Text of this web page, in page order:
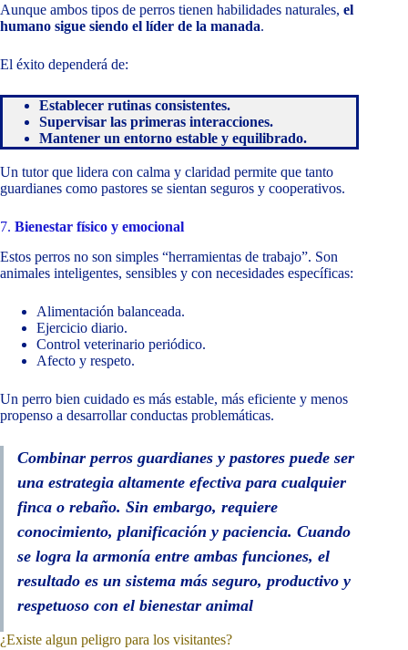
Aunque ambos tipos de perros tienen habilidades naturales, el
humano sigue siendo el líder de la manada.
El éxito dependerá de:
Establecer rutinas consistentes.
Supervisar las primeras interacciones.
Mantener un entorno estable y equilibrado.
Un tutor que lidera con calma y claridad permite que tanto
guardianes como pastores se sientan seguros y cooperativos.
7. Bienestar físico y emocional
Estos perros no son simples “herramientas de trabajo”. Son
animales inteligentes, sensibles y con necesidades específicas:
Alimentación balanceada.
Ejercicio diario.
Control veterinario periódico.
Afecto y respeto.
Un perro bien cuidado es más estable, más eficiente y menos
propenso a desarrollar conductas problemáticas.
Combinar perros guardianes y pastores puede ser
una estrategia altamente efectiva para cualquier
finca o rebaño. Sin embargo, requiere
conocimiento, planificación y paciencia. Cuando
se logra la armonía entre ambas funciones, el
resultado es un sistema más seguro, productivo y
respetuoso con el bienestar animal
¿Existe algun peligro para los visitantes?